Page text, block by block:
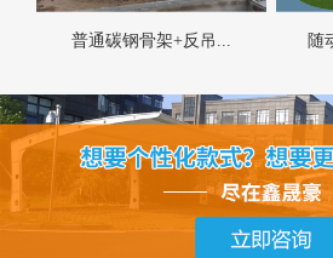
普通碳钢骨架+反吊... 随